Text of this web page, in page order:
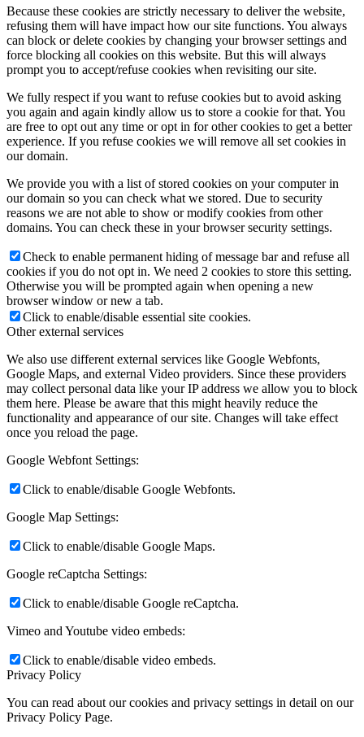
Because these cookies are strictly necessary to deliver the website,
refusing them will have impact how our site functions. You always
can block or delete cookies by changing your browser settings and
force blocking all cookies on this website. But this will always
prompt you to accept/refuse cookies when revisiting our site.
We fully respect if you want to refuse cookies but to avoid asking
you again and again kindly allow us to store a cookie for that. You
are free to opt out any time or opt in for other cookies to get a better
experience. If you refuse cookies we will remove all set cookies in
our domain.
We provide you with a list of stored cookies on your computer in
our domain so you can check what we stored. Due to security
reasons we are not able to show or modify cookies from other
domains. You can check these in your browser security settings.
Check to enable permanent hiding of message bar and refuse all
cookies if you do not opt in. We need 2 cookies to store this setting.
Otherwise you will be prompted again when opening a new
browser window or new a tab.
Click to enable/disable essential site cookies.
Other external services
We also use different external services like Google Webfonts,
Google Maps, and external Video providers. Since these providers
may collect personal data like your IP address we allow you to block
them here. Please be aware that this might heavily reduce the
functionality and appearance of our site. Changes will take effect
once you reload the page.
Google Webfont Settings:
Click to enable/disable Google Webfonts.
Google Map Settings:
Click to enable/disable Google Maps.
Google reCaptcha Settings:
Click to enable/disable Google reCaptcha.
Vimeo and Youtube video embeds:
Click to enable/disable video embeds.
Privacy Policy
You can read about our cookies and privacy settings in detail on our
Privacy Policy Page.